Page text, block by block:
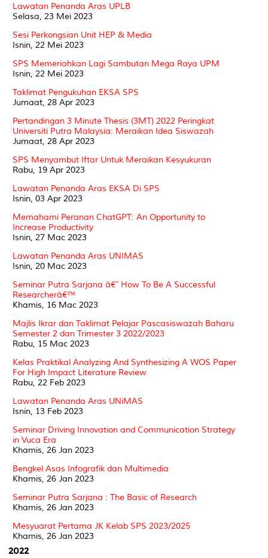
Lawatan Penanda Aras UPLB
Selasa, 23 Mei 2023
Sesi Perkongsian Unit HEP & Media
Isnin, 22 Mei 2023
SPS Memeriahkan Lagi Sambutan Mega Raya UPM
Isnin, 22 Mei 2023
Taklimat Pengukuhan EKSA SPS
Jumaat, 28 Apr 2023
Pertandingan 3 Minute Thesis (3MT) 2022 Peringkat
Universiti Putra Malaysia: Meraikan Idea Siswazah
Jumaat, 28 Apr 2023
SPS Menyambut Iftar Untuk Meraikan Kesyukuran
Rabu, 19 Apr 2023
Lawatan Penanda Aras EKSA Di SPS
Isnin, 03 Apr 2023
Memahami Peranan ChatGPT: An Opportunity to
Increase Productivity
Isnin, 27 Mac 2023
Lawatan Penanda Aras UNIMAS
Isnin, 20 Mac 2023
Seminar Putra Sarjana â€˜ How To Be A Successful
Researcherâ€™
Khamis, 16 Mac 2023
Majlis Ikrar dan Taklimat Pelajar Pascasiswazah Baharu
Semester 2 dan Trimester 3 2022/2023
Rabu, 15 Mac 2023
Kelas Praktikal Analyzing And Synthesizing A WOS Paper
For High Impact Literature Review
Rabu, 22 Feb 2023
Lawatan Penanda Aras UNiMAS
Isnin, 13 Feb 2023
Seminar Driving Innovation and Communication Strategy
in Vuca Era
Khamis, 26 Jan 2023
Bengkel Asas Infografik dan Multimedia
Khamis, 26 Jan 2023
Seminar Putra Sarjana : The Basic of Research
Khamis, 26 Jan 2023
Mesyuarat Pertama JK Kelab SPS 2023/2025
Khamis, 26 Jan 2023
2022